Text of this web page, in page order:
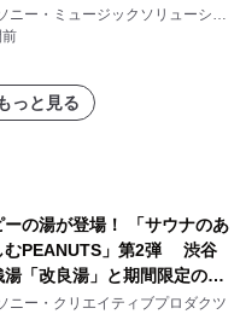
ニー・ミュージックソリューショ
っと見る
ーの湯が登場！ 「サウナのあ
むPEANUTS」第2弾 渋谷
湯「改良湯」と期間限定のコ
ション サウナイキタイコラ
ニー・クリエイティブプロダクツ